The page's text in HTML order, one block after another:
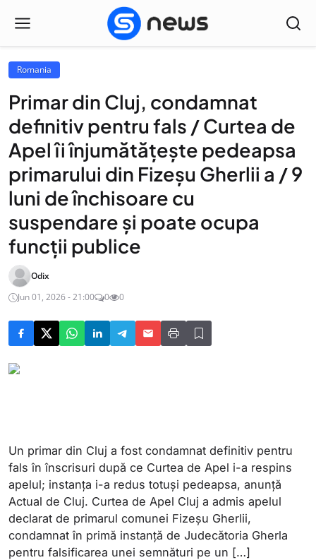
Romania
Primar din Cluj, condamnat
definitiv pentru fals / Curtea de
Apel îi înjumătățește pedeapsa
primarului din Fizeșu Gherlii a / 9
luni de închisoare cu
suspendare și poate ocupa
funcții publice
Odix
Jun 01, 2026 - 21:00
0 0
Un primar din Cluj a fost condamnat definitiv pentru
fals în înscrisuri după ce Curtea de Apel i-a respins
apelul; instanța i-a redus totuși pedeapsa, anunță
Actual de Cluj. Curtea de Apel Cluj a admis apelul
declarat de primarul comunei Fizeșu Gherlii,
condamnat în primă instanță de Judecătoria Gherla
pentru falsificarea unei semnături pe un […]